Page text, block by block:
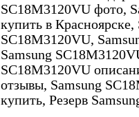
SC18M3120VU фото,
купить в
SC18M3120VU,
Samsung
SC18M3120VU
отзывы, Samsung
купить, Резерв